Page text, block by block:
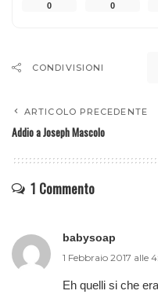
0 0
CONDIVISIONI
ARTICOLO PRECEDENTE
Addio a Joseph Mascolo
1 Commento
babysoap
1 Febbraio 2017 alle
Eh quelli si che